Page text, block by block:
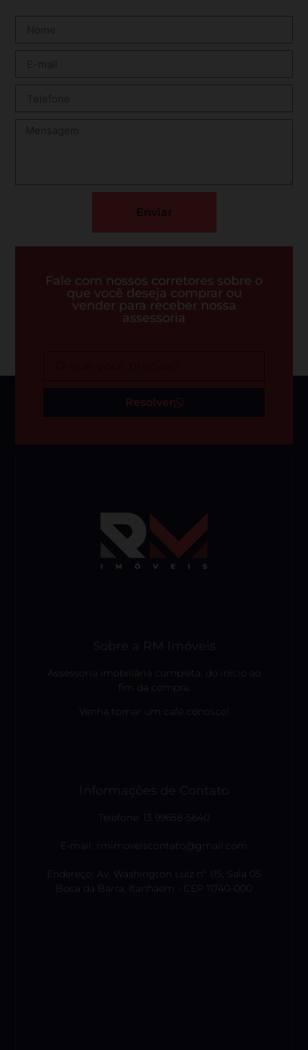
Enviar
Fale com nossos corretores sobre o
que você deseja comprar ou
vender para receber nossa
assessoria
Resolver
Assessoria imobiliária completa, do início ao
fim da compra.
Venha tomar um café conosco!
Telefone: 13 99658-5640
E-mail: rmimoveiscontato@gmail.com
Endereço: Av. Washington Luiz nº 115, Sala 05
Boca da Barra, Itanhaém - CEP 11740-000